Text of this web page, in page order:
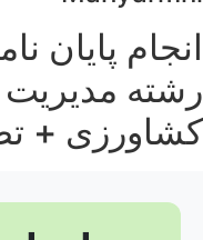
انجام پایان
رشته مدیریت
کشاورزی +